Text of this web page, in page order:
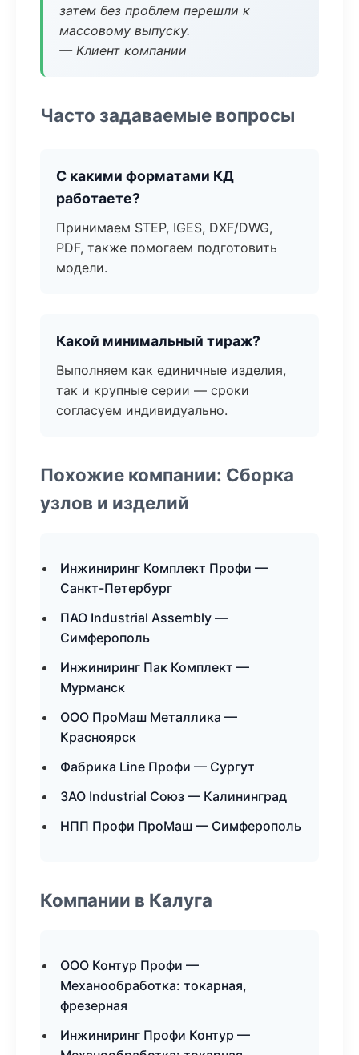
затем без проблем перешли к
массовому выпуску.
— Клиент компании
Часто задаваемые вопросы
С какими форматами КД
работаете?
Принимаем STEP, IGES, DXF/DWG,
PDF, также помогаем подготовить
модели.
Какой минимальный тираж?
Выполняем как единичные изделия,
так и крупные серии — сроки
согласуем индивидуально.
Похожие компании: Сборка
узлов и изделий
Инжиниринг Комплект Профи —
Санкт-Петербург
ПАО Industrial Assembly —
Симферополь
Инжиниринг Пак Комплект —
Мурманск
ООО ПроМаш Металлика —
Красноярск
Фабрика Line Профи — Сургут
ЗАО Industrial Союз — Калининград
НПП Профи ПроМаш — Симферополь
Компании в Калуга
ООО Контур Профи —
Механообработка: токарная,
фрезерная
Инжиниринг Профи Контур —